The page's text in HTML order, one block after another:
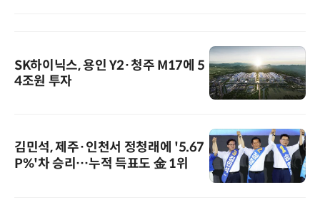
SK하이닉스, 용인 Y2·청주 M17에 5
4조원 투자
김민석, 제주·인천서 정청래에 '5.67
P%'차 승리…누적 득표도 金 1위